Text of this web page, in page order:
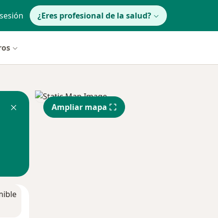
¿Eres profesional de la salud?
Ampliar mapa